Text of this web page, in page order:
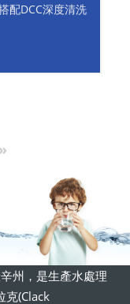
配DCC深度清洗
»Next
州，是生產水處理
克(Clack